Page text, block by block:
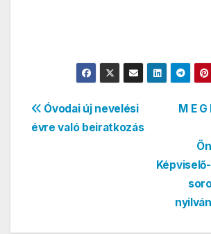
Bejegyzés
M E
Óvodai új nevelési
évre való beiratkozás